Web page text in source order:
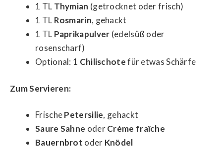
1 TL Thymian (getrocknet oder frisch)
1 TL Rosmarin, gehackt
1 TL Paprikapulver (edelsüß oder
rosenscharf)
Optional: 1 Chilischotefür etwas Schärfe
Zum Servieren:
FrischePetersilie, gehackt
Saure Sahne oderCrème fraîche
Bauernbrot oder Knödel